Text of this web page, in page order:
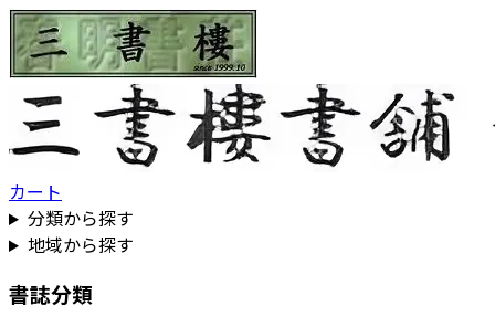
カート
分類から探す
地域から探す
書誌分類